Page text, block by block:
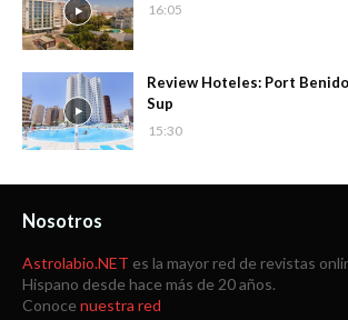
16:05
Review Hoteles: Port
Sup
15:30
Nosotros
Astrolabio.NET es la mayor red de revistas
Hispano desde hace más de 20 años.
Conoce nuestra red